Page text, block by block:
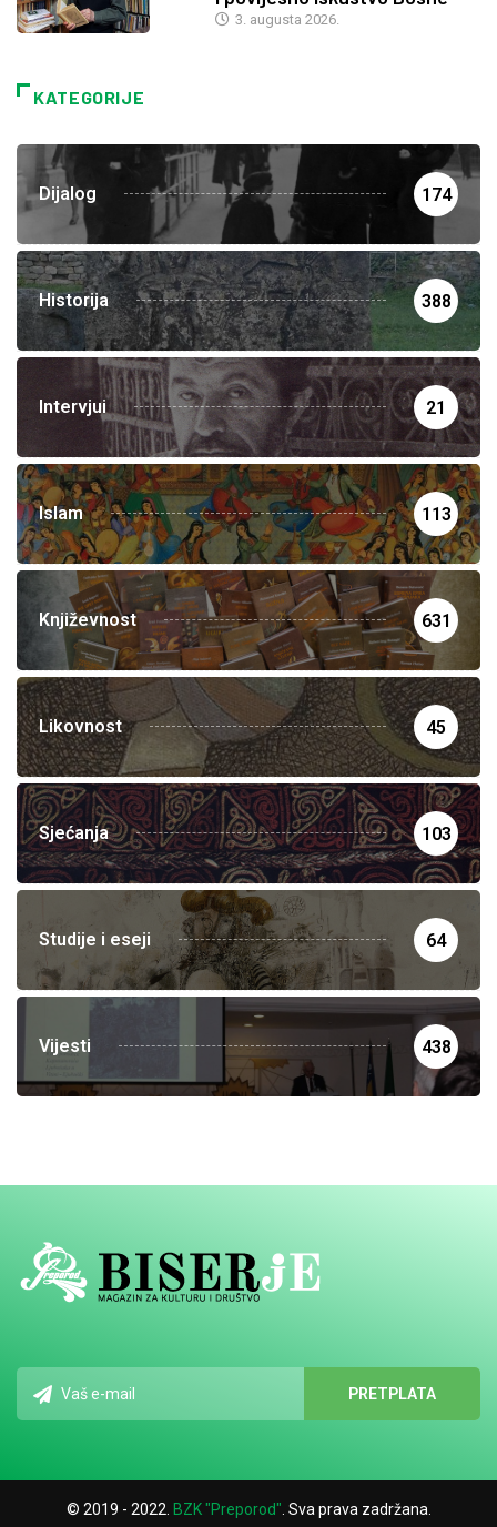
3. augusta 2026.
KATEGORIJE
Dijalog 174
Historija 388
Intervjui 21
Islam 113
Književnost 631
Likovnost 45
Sjećanja 103
Studije i eseji 64
Vijesti 438
© 2019 - 2022. BZK "Preporod" . Sva prava zadržana.